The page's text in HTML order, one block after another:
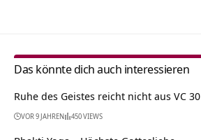
Das könnte dich auch interessieren
Ruhe des Geistes reicht nicht aus VC 30
VOR 9 JAHREN 450 VIEWS